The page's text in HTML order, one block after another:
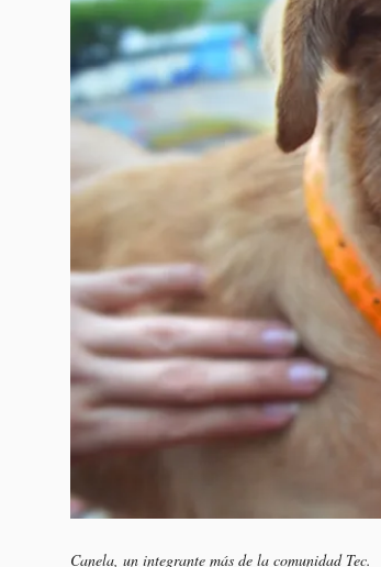
Canela, un integrante más de la comunidad Tec.